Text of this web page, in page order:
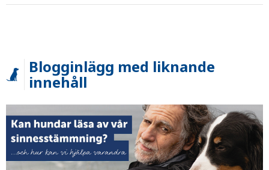
Blogginlägg med liknande
innehåll